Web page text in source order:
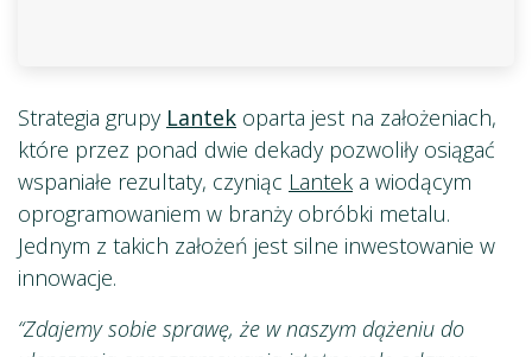
Strategia grupy Lantek oparta jest na założeniach,
które przez ponad dwie dekady pozwoliły osiągać
wspaniałe rezultaty, czyniąc Lantek a wiodącym
oprogramowaniem w branży obróbki metalu.
Jednym z takich założeń jest silne inwestowanie w
innowacje.
“Zdajemy sobie sprawę, że w naszym dążeniu do